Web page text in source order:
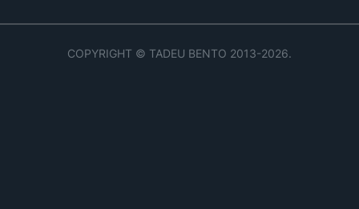
COPYRIGHT © TADEU BENTO 2013-2026.